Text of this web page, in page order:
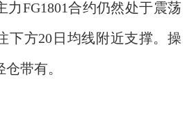
力FG1801合约仍然处于震荡
下方20日均线附近支撑。操
带有。